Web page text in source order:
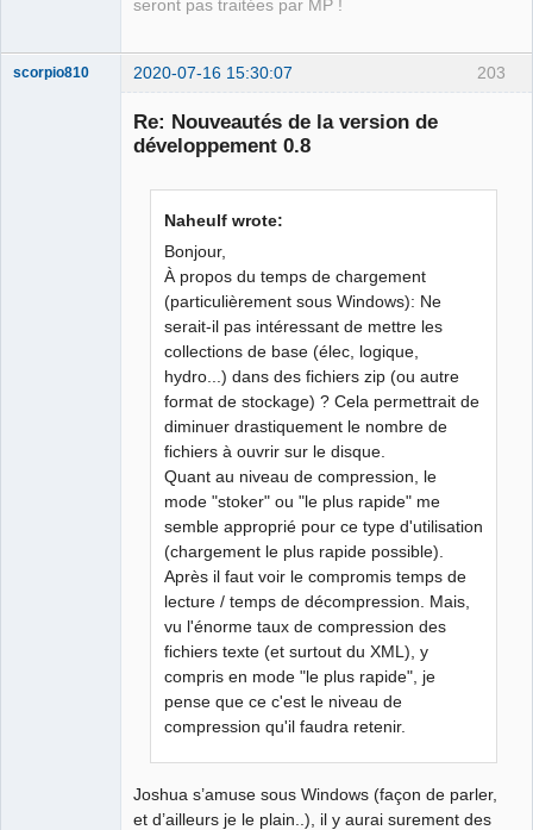
seront pas traitées par MP !
203
scorpio810 2020-07-16 15:30:07
Re: Nouveautés de la version de
développement 0.8
Naheulf wrote:
Bonjour,
À propos du temps de chargement
(particulièrement sous Windows): Ne
serait-il pas intéressant de mettre les
collections de base (élec, logique,
hydro...) dans des fichiers zip (ou autre
format de stockage) ? Cela permettrait de
diminuer drastiquement le nombre de
fichiers à ouvrir sur le disque.
Quant au niveau de compression, le
mode "stoker" ou "le plus rapide" me
semble approprié pour ce type d'utilisation
(chargement le plus rapide possible).
Après il faut voir le compromis temps de
lecture / temps de décompression. Mais,
vu l'énorme taux de compression des
fichiers texte (et surtout du XML), y
compris en mode "le plus rapide", je
pense que ce c'est le niveau de
compression qu'il faudra retenir.
Joshua s’amuse sous Windows (façon de parler,
et d’ailleurs je le plain..), il y aurai surement des